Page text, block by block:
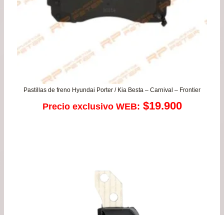
Pastillas de freno Hyundai Porter / Kia Besta – Carnival – Frontier
Precio exclusivo WEB: $19.900